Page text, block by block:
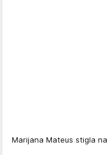
Marijana Mateus stigla